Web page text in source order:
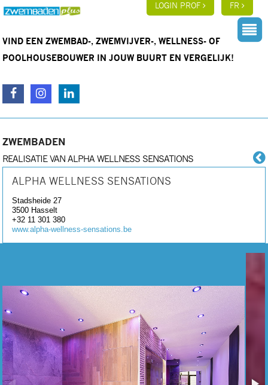
LOGIN PROF FR
VIND EEN ZWEMBAD-, ZWEMVIJVER-, WELLNESS- OF
POOLHOUSEBOUWER IN JOUW BUURT EN VERGELIJK!
ZWEMBADEN
REALISATIE VAN ALPHA WELLNESS SENSATIONS
ALPHA WELLNESS SENSATIONS
Stadsheide 27
3500 Hasselt
+32 11 301 380
www.alpha-wellness-sensations.be